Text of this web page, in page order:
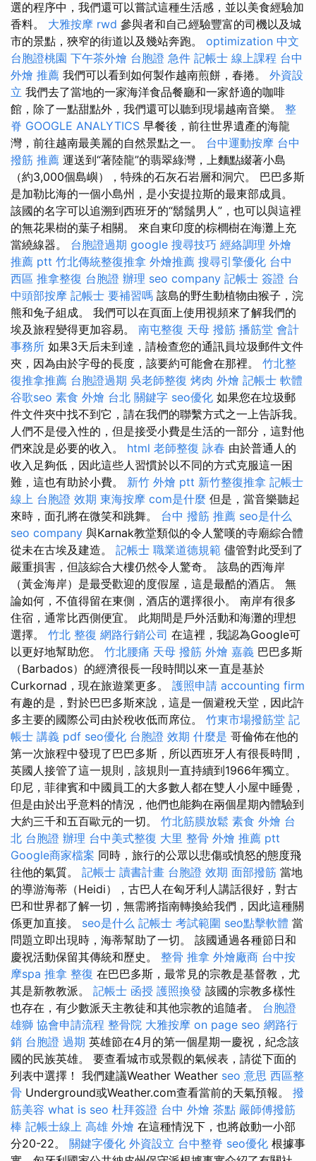
選的程序中，我們還可以嘗試這種生活感，並以美食經驗加
香料。 大雅按摩 rwd 參與者和自己經驗豐富的司機以及城
市的景點，狹窄的街道以及幾站奔跑。 optimization 中文
台胞證桃園 下午茶外燴 台胞證 急件 記帳士 線上課程 台中
外燴 推薦 我們可以看到如何製作越南煎餅，春捲。 外資設
立 我們去了當地的一家海洋食品餐廳和一家舒適的咖啡
館，除了一點甜點外，我們還可以聽到現場越南音樂。 整
脊 GOOGLE ANALYTICS 早餐後，前往世界遺產的海龍
灣，前往越南最美麗的自然景點之一。 台中運動按摩 台中
撥筋 推薦 運送到“著陸龍”的翡翠綠灣，上麵點綴著小島
（約3,000個島嶼），特殊的石灰石岩層和洞穴。 巴巴多斯
是加勒比海的一個小島州，是小安提拉斯的最東部成員。
該國的名字可以追溯到西班牙的“鬍鬚男人”，也可以與這裡
的無花果樹的葉子相關。 來自東印度的棕櫚樹在海灘上充
當繞線器。 台胞證過期 google 搜尋技巧 經絡調理 外燴
推薦 ptt 竹北傳統整復推拿 外燴推薦 搜尋引擎優化 台中
西區 推拿整復 台胞證 辦理 seo company 記帳士 簽證 台
中頭部按摩 記帳士 要補習嗎 該島的野生動植物由猴子，浣
熊和兔子組成。 我們可以在頁面上使用視頻來了解我們的
埃及旅程變得更加容易。 南屯整復 天母 撥筋 播筋堂 會計
事務所 如果3天后未到達，請檢查您的通訊員垃圾郵件文件
夾，因為由於字母的長度，該要約可能會在那裡。 竹北整
復推拿推薦 台胞證過期 吳老師整復 烤肉 外燴 記帳士 軟體
谷歌seo 素食 外燴 台北 關鍵字 seo優化 如果您在垃圾郵
件文件夾中找不到它，請在我們的聯繫方式之一上告訴我。
人們不是侵入性的，但是接受小費是生活的一部分，這對他
們來說是必要的收入。 html 老師整復 詠春 由於普通人的
收入足夠低，因此這些人習慣於以不同的方式克服這一困
難，這也有助於小費。 新竹 外燴 ptt 新竹整復推拿 記帳士
線上 台胞證 效期 東海按摩 com是什麼 但是，當音樂聽起
來時，面孔將在微笑和跳舞。 台中 撥筋 推薦 seo是什么
seo company 與Karnak教堂類似的令人驚嘆的寺廟綜合體
從未在古埃及建造。 記帳士 職業道德規範 儘管對此受到了
嚴重損害，但該綜合大樓仍然令人驚奇。 該島的西海岸
（黃金海岸）是最受歡迎的度假屋，這是最酷的酒店。 無
論如何，不​​值得留在東側，酒店的選擇很小。 南岸有很多
住宿，通常比西側便宜。 此期間是戶外活動和海灘的理想
選擇。 竹北 整復 網路行銷公司 在這裡，我認為Google可
以更好地幫助您。 竹北腰痛 天母 撥筋 外燴 嘉義 巴巴多斯
（Barbados）的經濟很長一段時間以來一直是基於
Curkornad，現在旅遊業更多。 護照申請 accounting firm
有趣的是，對於巴巴多斯來說，這是一個避稅天堂，因此許
多主要的國際公司由於稅收低而席位。 竹東市場撥筋堂 記
帳士 講義 pdf seo優化 台胞證 效期 什麼是 哥倫佈在他的
第一次旅程中發現了巴巴多斯，所以西班牙人有很長時間，
英國人接管了這一規則，該規則一直持續到1966年獨立。
印尼，菲律賓和中國員工的大多數人都在雙人小屋中睡覺，
但是由於出乎意料的情況，他們也能夠在兩個星期內體驗到
大約三千和五百歐元的一切。 竹北筋膜放鬆 素食 外燴 台
北 台胞證 辦理 台中美式整復 大里 整骨 外燴 推薦 ptt
Google商家檔案 同時，旅行的公眾以悲傷或憤怒的態度飛
往他的氣質。 記帳士 讀書計畫 台胞證 效期 面部撥筋 當地
的導游海蒂（Heidi），古巴人在匈牙利人講話很好，對古
巴和世界都了解一切，無需將指南轉換給我們，因此這種關
係更加直接。 seo是什么 記帳士 考試範圍 seo點擊軟體 當
問題立即出現時，海蒂幫助了一切。 該國通過各種節日和
慶祝活動保留其傳統和歷史。 整骨 推拿 外燴廠商 台中按
摩spa 推拿 整復 在巴巴多斯，最常見的宗教是基督教，尤
其是新教教派。 記帳士 函授 護照換發 該國的宗教多樣性
也存在，有少數派天主教徒和其他宗教的追隨者。 台胞證
雄獅 協會申請流程 整骨院 大雅按摩 on page seo 網路行
銷 台胞證 過期 英雄節在4月的第一個星期一慶祝，紀念該
國的民族英雄。 要查看城市或景觀的氣候表，請從下面的
列表中選擇！ 我們建議Weather Weather seo 意思 西區整
骨 Underground或Weather.com查看當前的天氣預報。 撥
筋美容 what is seo 杜拜簽證 台中 外燴 茶點 嚴師傅撥筋
棒 記帳士線上 高雄 外燴 在這種情況下，也將啟動一小部
分20-22。 關鍵字優化 外資設立 台中整脊 seo優化 根據事